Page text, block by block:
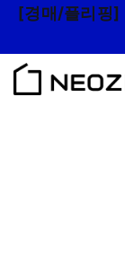
Skip
content
[경매/플리핑]